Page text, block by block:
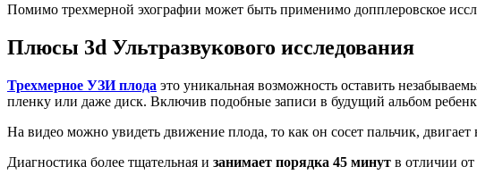
Помимо трехмерной эхографии может быть применимо допплеровское
Плюсы 3d Ультразвукового исследования
Трехмерное УЗИ плода это уникальная возможность оставить
пленку или даже диск. Включив подобные записи в будущий альбом
На видео можно увидеть движение плода, то как он сосет пальчик,
Диагностика более тщательная и занимает порядка 45 минут в отличии